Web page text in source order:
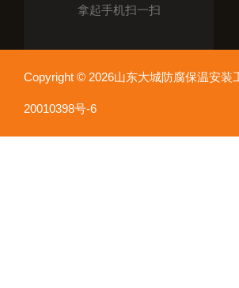
拿起手机扫一扫
Copyright © 2026山东大城防腐保温安
20010398号-6